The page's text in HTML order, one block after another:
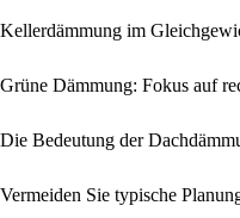
Kellerdämmung im
Grüne Dämmung: Fokus auf
Die Bedeutung der
Vermeiden Sie typische